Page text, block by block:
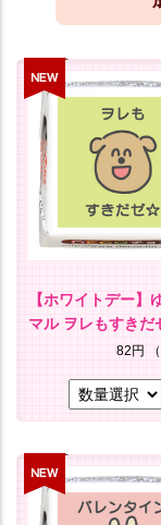
【ホワイトデー】
マル ヲレもすき
82円